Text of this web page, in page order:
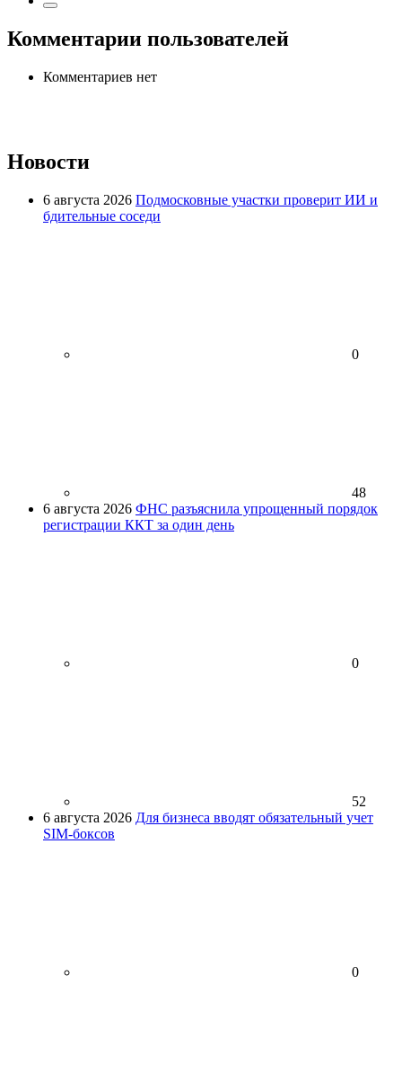
Комментарии пользователей
Комментариев нет
Новости
6 августа 2026 Подмосковные участки проверит ИИ и
бдительные соседи
0
48
6 августа 2026 ФНС разъяснила упрощенный порядок
регистрации ККТ за один день
0
52
6 августа 2026 Для бизнеса вводят обязательный учет
SIM-боксов
0